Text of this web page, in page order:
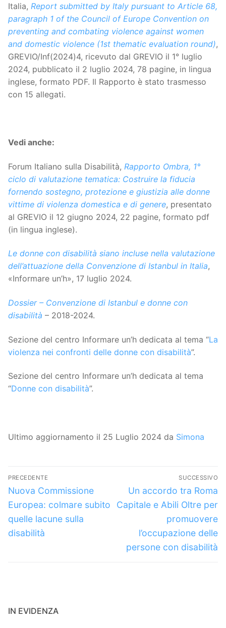
Italia, Report submitted by Italy pursuant to Article 68,
paragraph 1 of the Council of Europe Convention on
preventing and combating violence against women
and domestic violence (1st thematic evaluation round),
GREVIO/Inf(2024)4, ricevuto dal GREVIO il 1° luglio
2024, pubblicato il 2 luglio 2024, 78 pagine, in lingua
inglese, formato PDF. Il Rapporto è stato trasmesso
con 15 allegati.
Vedi anche:
Forum Italiano sulla Disabilità, Rapporto Ombra, 1°
ciclo di valutazione tematica: Costruire la fiducia
fornendo sostegno, protezione e giustizia alle donne
vittime di violenza domestica e di genere, presentato
al GREVIO il 12 giugno 2024, 22 pagine, formato pdf
(in lingua inglese).
Le donne con disabilità siano incluse nella valutazione
dell’attuazione della Convenzione di Istanbul in Italia,
«Informare un’h», 17 luglio 2024.
Dossier – Convenzione di Istanbul e donne con
disabilità – 2018-2024.
Sezione del centro Informare un’h dedicata al tema “La
violenza nei confronti delle donne con disabilità”.
Sezione del centro Informare un’h dedicata al tema
“Donne con disabilità”.
Ultimo aggiornamento il 25 Luglio 2024 da Simona
Navigazione
articoli
PRECEDENTE
Articolo
precedente:
Nuova Commissione
Europea: colmare subito
quelle lacune sulla
disabilità
SUCCESSIVO
Articolo
successivo:
Un accordo tra Roma
Capitale e Abili Oltre per
promuovere
l’occupazione delle
persone con disabilità
IN EVIDENZA